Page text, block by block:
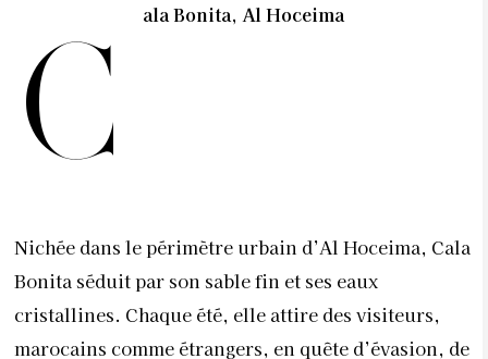
C ala Bonita, Al Hoceima
Nichée dans le périmètre urbain d’Al Hoceima, Cala
Bonita séduit par son sable fin et ses eaux
cristallines. Chaque été, elle attire des visiteurs,
marocains comme étrangers, en quête d’évasion, de